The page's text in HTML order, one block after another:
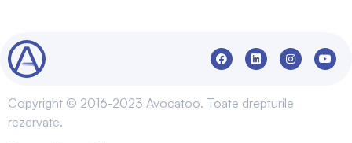
Copyright © 2016-2023 Avocatoo. Toate drepturile
rezervate.